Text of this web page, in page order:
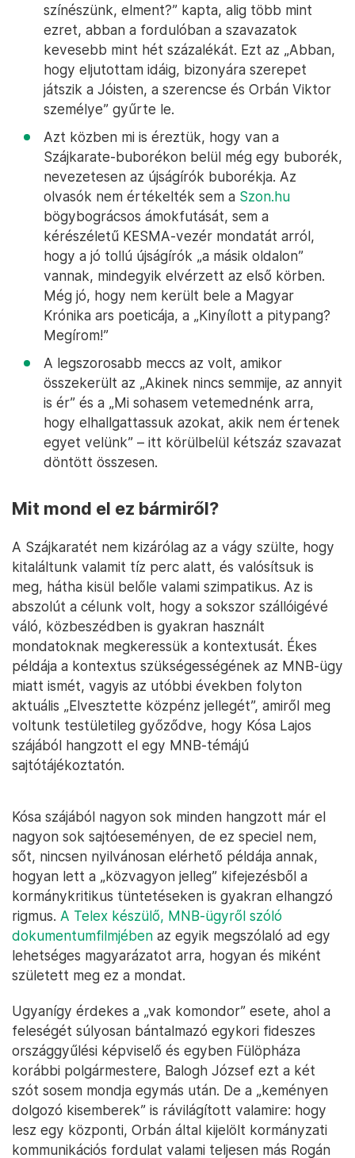
színészünk, elment?” kapta, alig több mint
ezret, abban a fordulóban a szavazatok
kevesebb mint hét százalékát. Ezt az „Abban,
hogy eljutottam idáig, bizonyára szerepet
játszik a Jóisten, a szerencse és Orbán Viktor
személye” gyűrte le.
Azt közben mi is éreztük, hogy van a
Szájkarate-buborékon belül még egy buborék,
nevezetesen az újságírók buborékja. Az
olvasók nem értékelték sem a Szon.hu
bögybográcsos ámokfutását, sem a
kérészéletű KESMA-vezér mondatát arról,
hogy a jó tollú újságírók „a másik oldalon”
vannak, mindegyik elvérzett az első körben.
Még jó, hogy nem került bele a Magyar
Krónika ars poeticája, a „Kinyílott a pitypang?
Megírom!”
A legszorosabb meccs az volt, amikor
összekerült az „Akinek nincs semmije, az annyit
is ér” és a „Mi sohasem vetemednénk arra,
hogy elhallgattassuk azokat, akik nem értenek
egyet velünk” – itt körülbelül kétszáz szavazat
döntött összesen.
Mit mond el ez bármiről?
A Szájkaratét nem kizárólag az a vágy szülte, hogy
kitaláltunk valamit tíz perc alatt, és valósítsuk is
meg, hátha kisül belőle valami szimpatikus. Az is
abszolút a célunk volt, hogy a sokszor szállóigévé
váló, közbeszédben is gyakran használt
mondatoknak megkeressük a kontextusát. Ékes
példája a kontextus szükségességének az MNB-ügy
miatt ismét, vagyis az utóbbi években folyton
aktuális „Elvesztette közpénz jellegét”, amiről meg
voltunk testületileg győződve, hogy Kósa Lajos
szájából hangzott el egy MNB-témájú
sajtótájékoztatón.
Kósa szájából nagyon sok minden hangzott már el
nagyon sok sajtóeseményen, de ez speciel nem,
sőt, nincsen nyilvánosan elérhető példája annak,
hogyan lett a „közvagyon jelleg” kifejezésből a
kormánykritikus tüntetéseken is gyakran elhangzó
rigmus. A Telex készülő, MNB-ügyről szóló
dokumentumfilmjében az egyik megszólaló ad egy
lehetséges magyarázatot arra, hogyan és miként
született meg ez a mondat.
Ugyanígy érdekes a „vak komondor” esete, ahol a
feleségét súlyosan bántalmazó egykori fideszes
országgyűlési képviselő és egyben Fülöpháza
korábbi polgármestere, Balogh József ezt a két
szót sosem mondja egymás után. De a „keményen
dolgozó kisemberek” is rávilágított valamire: hogy
lesz egy központi, Orbán által kijelölt kormányzati
kommunikációs fordulat valami teljesen más Rogán